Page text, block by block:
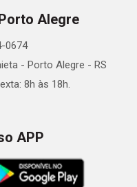
Alegre
0674
- Porto Alegre - RS
8h às 18h.
APP